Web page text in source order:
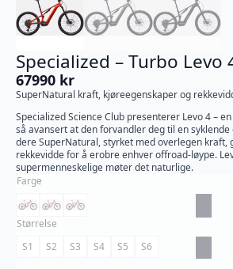
Specialized – Turbo Levo
67990 kr
SuperNatural kraft, kjøreegenskaper og
Specialized Science Club presenterer Levo 4 –
så avansert at den forvandler deg til en
dere SuperNatural, styrket med overlegen kraft,
rekkevidde for å erobre enhver offroad-løype.
supermenneskelige møter det naturlige.
Farge
Størrelse
S1
S2 S3 S4 S5 S6